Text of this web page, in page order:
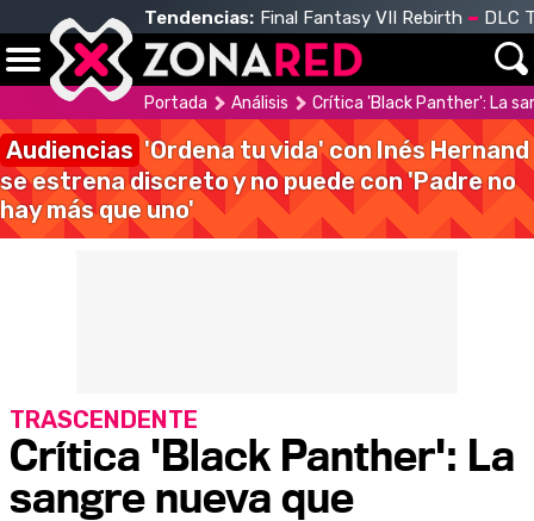
Tendencias: Final Fantasy VII Rebirth DLC
Portada Análisis Crítica 'Black Panther': La
Audiencias 'Ordena tu vida' con Inés Hernand
se estrena discreto y no puede con 'Padre no
hay más que uno'
Crítica 'Black Panther': La
sangre nueva que
TRASCENDENTE